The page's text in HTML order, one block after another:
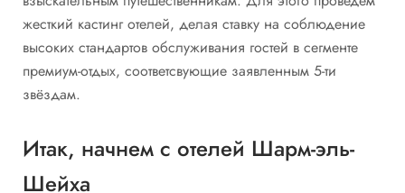
жесткий кастинг отелей, делая ставку на соблюдение
высоких стандартов обслуживания гостей в сегменте
премиум-отдых, соответсвующие заявленным 5-ти
звёздам.
Итак, начнем с отелей Шарм-эль-
Шейха